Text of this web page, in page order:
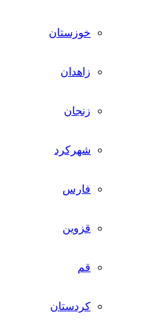
خوزستان
زاهدان
زنجان
شهرکرد
فارس
قزوین
قم
کردستان